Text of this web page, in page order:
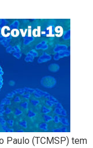
Paulo (TCMSP) tem